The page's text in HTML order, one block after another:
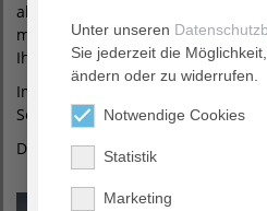
alles konkret für Betroffene
medizinischen Fakten bleibt
Ihre Fragen.
Im Anschluss an den Vortrag
Seitzer für Fragen zur Verfügung.
Der Eintritt kostet sechs Euro, mit
Unter unseren
Sie jederzeit die
ändern oder zu widerrufen.
Notwendige Cookies
Statistik
Marketing